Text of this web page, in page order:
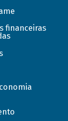
financeiras